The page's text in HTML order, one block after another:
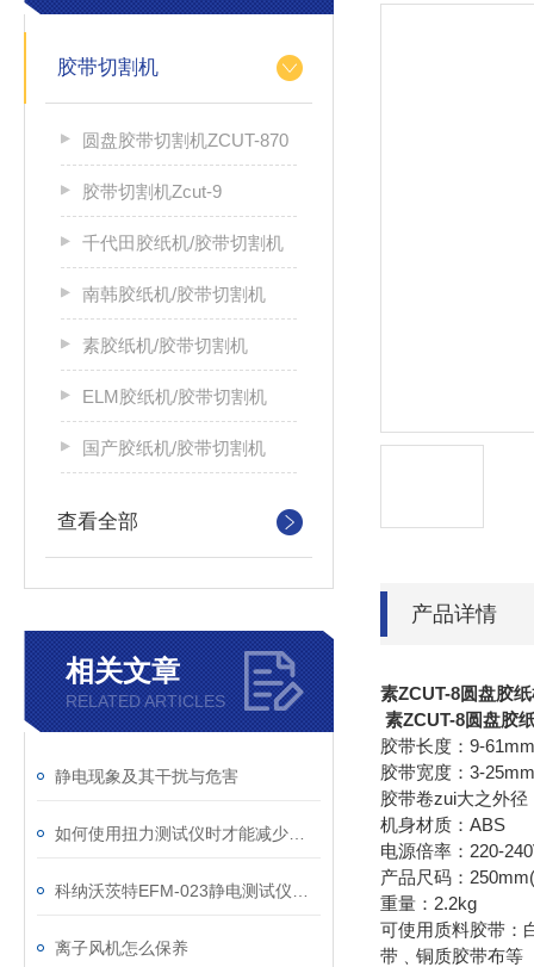
胶带切割机
圆盘胶带切割机ZCUT-870
胶带切割机Zcut-9
千代田胶纸机/胶带切割机
南韩胶纸机/胶带切割机
素胶纸机/胶带切割机
ELM胶纸机/胶带切割机
国产胶纸机/胶带切割机
查看全部
相关文章
RELATED ARTICLES
静电现象及其干扰与危害
离子风机怎么保养
产品详情
素ZCUT-8圆盘胶
素ZCUT-8圆盘胶
胶带长度：9-
胶带宽度：3-25mm
胶带卷zui大之
机身材质：ABS
电源倍率：220-
产品尺码：
重量：2.2kg
可使用质料胶带：
带﹑铜质胶带布等